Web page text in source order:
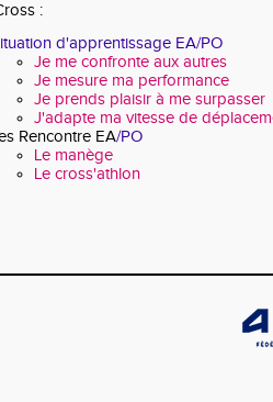
:
d'apprentissage EA/PO
Je me confronte aux autres
Je mesure ma performance
Je prends plaisir à me surpasser
J'adapte ma vitesse de
Rencontre EA/PO
Le manège
Le cross'athlon